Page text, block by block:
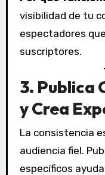
visibilidad de tu
espectadores
suscriptores.
3. Publica
y Crea
La consistencia
audiencia fiel.
específicos